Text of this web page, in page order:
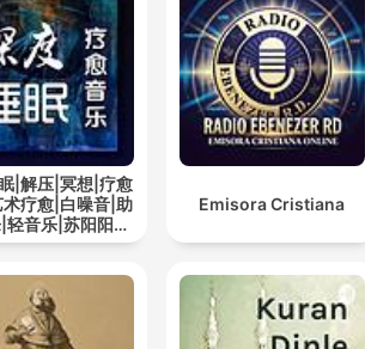
|解压|冥想|疗愈
疗愈|白噪音|助
轻音乐|苏阳阳频
道
Emisora Cristiana